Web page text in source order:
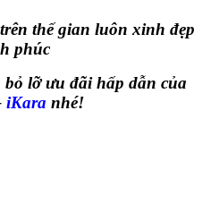
thế gian luôn xinh đẹp
phúc
lỡ ưu đãi hấp dẫn của
iKara nhé!